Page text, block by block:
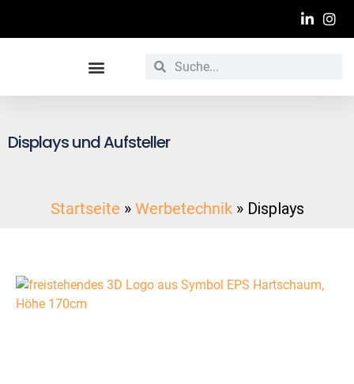
Displays und Aufsteller
Startseite » Werbetechnik» Displays